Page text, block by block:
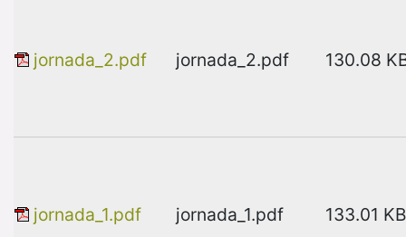
jornada_2.pdf jornada_2.pdf 130.08
jornada_1.pdf jornada_1.pdf 133.01 KB